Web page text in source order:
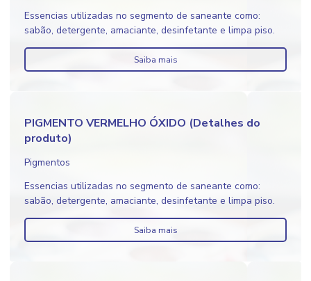
Essencias utilizadas no segmento de saneante como:
sabão, detergente, amaciante, desinfetante e limpa piso.
Saiba mais
PIGMENTO VERMELHO ÓXIDO (Detalhes do
produto)
Pigmentos
Essencias utilizadas no segmento de saneante como:
sabão, detergente, amaciante, desinfetante e limpa piso.
Saiba mais